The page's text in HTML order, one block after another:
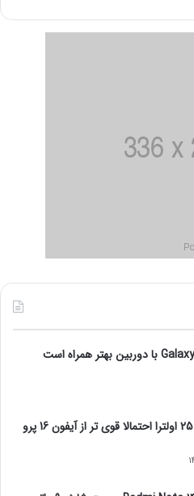
گلکسی اس 25 اولترا احتمالا قوی تر از آیفون 16 پرو